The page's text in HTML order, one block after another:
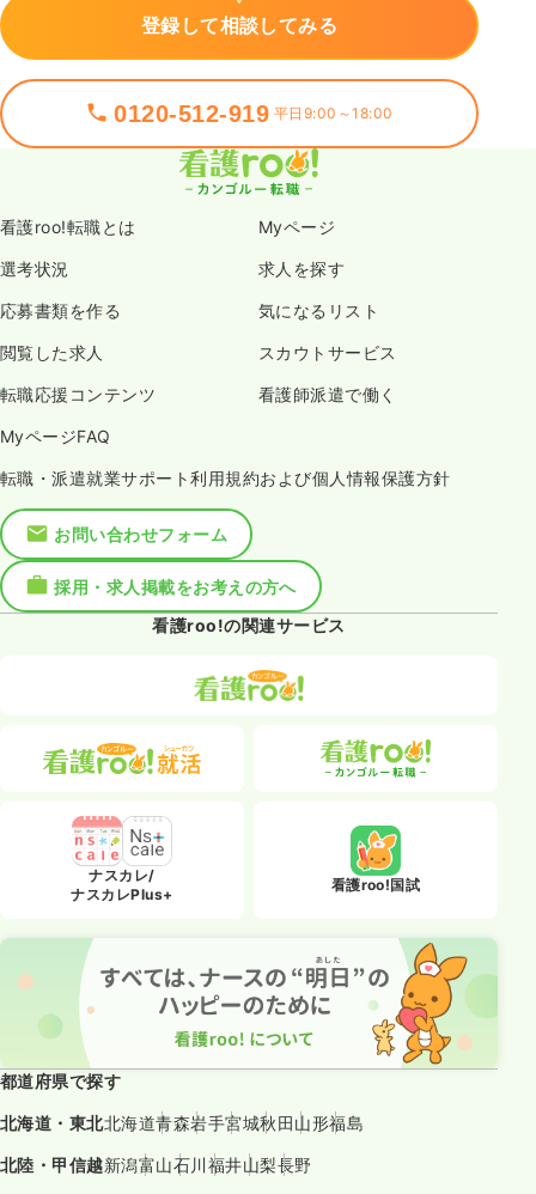
登録して相談してみる
0120-512-919 平日9:00～18:00
看護roo!転職とは Myページ
選考状況 求人を探す
応募書類を作る 気になるリスト
閲覧した求人 スカウトサービス
転職応援コンテンツ 看護師派遣で働く
MyページFAQ
転職・派遣就業サポート利用規約および個人情報保護方針
お問い合わせフォーム
採用・求人掲載をお考えの方へ
看護roo!の関連サービス
ナスカレ/
ナスカレPlus+
看護roo!国試
都道府県で探す
北海道・東北北海道青森岩手宮城秋田山形福島
北陸・甲信越新潟富山石川福井山梨長野